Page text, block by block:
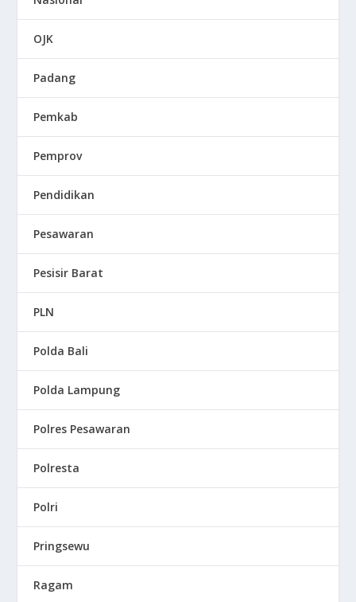
OJK
Padang
Pemkab
Pemprov
Pendidikan
Pesawaran
Pesisir Barat
PLN
Polda Bali
Polda Lampung
Polres Pesawaran
Polresta
Polri
Pringsewu
Ragam